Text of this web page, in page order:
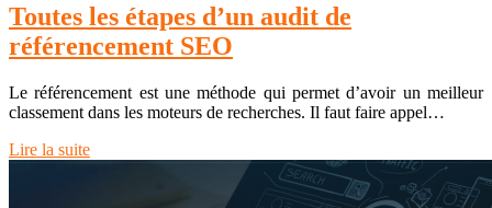
Toutes les étapes d’un audit de
référencement SEO
Le référencement est une méthode qui permet d’avoir un meilleur
classement dans les moteurs de recherches. Il faut faire appel…
Lire la suite